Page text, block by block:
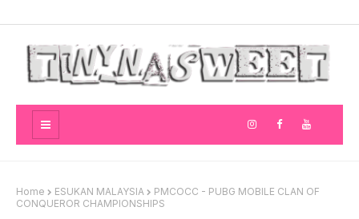
Home ESUKAN MALAYSIA
PMCOCC - PUBG MOBILE CLAN OF
CONQUEROR CHAMPIONSHIPS